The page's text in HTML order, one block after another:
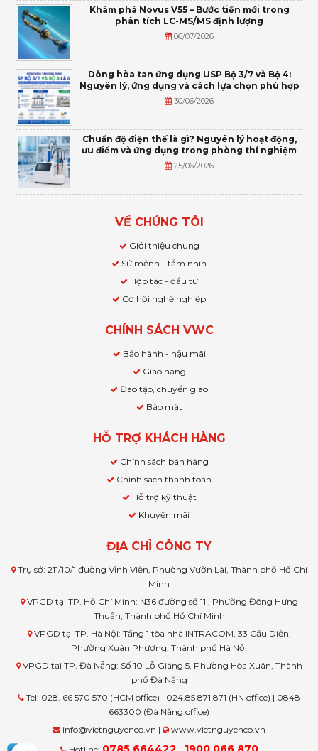
Khám phá Novus V55 – Bước tiến mới trong
phân tích LC-MS/MS định lượng
06/07/2026
Dòng hòa tan ứng dụng USP Bộ 3/7 và Bộ 4:
Nguyên lý, ứng dụng và cách lựa chọn phù hợp
30/06/2026
Chuẩn độ điện thế là gì? Nguyên lý hoạt động,
ưu điểm và ứng dụng trong phòng thí nghiệm
25/06/2026
VỀ CHÚNG TÔI
Giới thiệu chung
Sứ mệnh - tầm nhìn
Hợp tác - đầu tư
Cơ hội nghề nghiệp
CHÍNH SÁCH VWC
Bảo hành - hậu mãi
Giao hàng
Đào tạo, chuyển giao
Bảo mật
HỖ TRỢ KHÁCH HÀNG
Chính sách bán hàng
Chính sách thanh toán
Hỗ trợ kỹ thuật
Khuyến mãi
ĐỊA CHỈ CÔNG TY
Trụ sở: 211/10/1 đường Vĩnh Viễn, Phường Vườn Lài, Thành phố Hồ Chí
Minh
VPGD tại TP. Hồ Chí Minh: N36 đường số 11 , Phường Đông Hưng
Thuận, Thành phố Hồ Chí Minh
VPGD tại TP. Hà Nội: Tầng 1 tòa nhà INTRACOM, 33 Cầu Diễn,
Phường Xuân Phương, Thành phố Hà Nội
VPGD tại TP. Đà Nẵng: Số 10 Lỗ Giáng 5, Phường Hòa Xuân, Thành
phố Đà Nẵng
Tel: 028. 66 570 570 (HCM office) | 024.85 871 871 (HN office) | 0848
663300 (Đà Nẵng office)
info@vietnguyenco.vn |
www.vietnguyenco.vn